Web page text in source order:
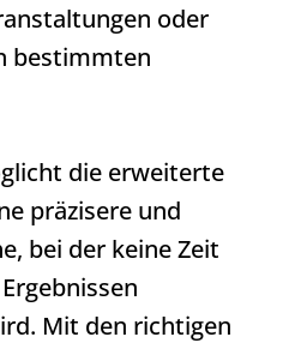
oder
bestimmten
die erweiterte
präzisere und
bei der keine Zeit
Mit den richtigen